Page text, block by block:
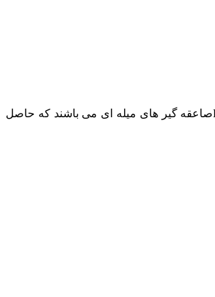
صاعقه گیرالکترونیکی پاراتون Paraton@irساخت شرکت LPS کشور فرانسه می باشد. LPS جدیدترین نسل صاعقه گیرهای الکترونیکی فعال شرکت Paraton@irصاعقه گیر های میله ای می باشند که حاصل